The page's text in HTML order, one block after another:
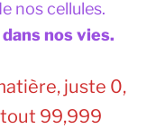
nos cellules.
dans nos vies.
juste 0,
99,999